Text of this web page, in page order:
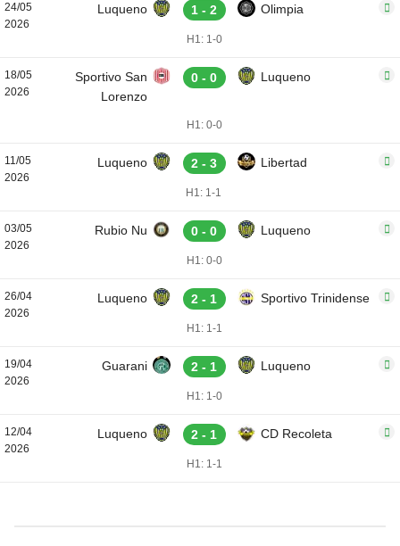
24/05
2026
Luqueno 1 - 2 Olimpia
H1: 1-0
18/05
2026
Sportivo San
Lorenzo
0 - 0 Luqueno
H1: 0-0
11/05
2026
Luqueno 2 - 3 Libertad
H1: 1-1
03/05
2026
Rubio Nu 0 - 0 Luqueno
H1: 0-0
26/04
2026
Luqueno 2 - 1 Sportivo Trinidense
H1: 1-1
19/04
2026
Guarani 2 - 1 Luqueno
H1: 1-0
12/04
2026
Luqueno 2 - 1 CD Recoleta
H1: 1-1